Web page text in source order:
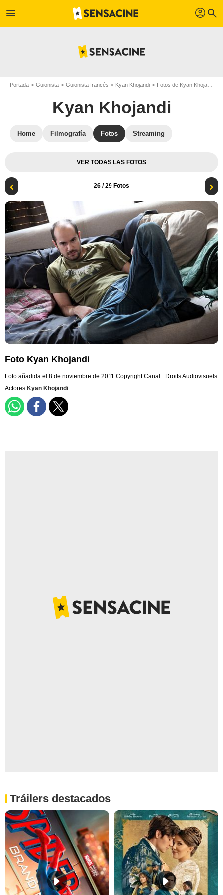
menu profil search
Portada Guionista Guionista francés Kyan Khojandi Fotos de Kyan Khojandi
Kyan Khojandi
Home Filmografía Fotos Streaming
VER TODAS LAS FOTOS
26 / 29 Fotos
Foto Kyan Khojandi
Foto añadida el 8 de noviembre de 2011 Copyright Canal+ Droits Audiovisuels
Actores Kyan Khojandi
Tráilers destacados